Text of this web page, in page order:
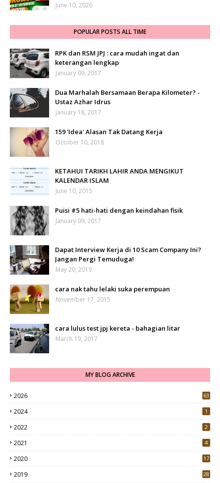
June 10, 2026
POPULAR POSTS ALL TIME
RPK dan RSM JPJ : cara mudah ingat dan
keterangan lengkap
January 09, 2017
Dua Marhalah Bersamaan Berapa Kilometer? -
Ustaz Azhar Idrus
January 18, 2017
159 'Idea' Alasan Tak Datang Kerja
October 10, 2018
KETAHUI TARIKH LAHIR ANDA MENGIKUT
KALENDAR ISLAM
June 10, 2015
Puisi #5 hati-hati dengan keindahan fisik
January 09, 2017
Dapat Interview Kerja di 10 Scam Company Ini?
Jangan Pergi Temuduga!
May 20, 2019
cara nak tahu lelaki suka perempuan
November 17, 2015
cara lulus test jpj kereta - bahagian litar
March 19, 2017
MY BLOG ARCHIVE
2026 63
2024 1
2022 2
2021 4
2020
17
2019
28